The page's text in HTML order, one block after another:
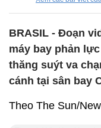
BRASIL - Đoạn
máy bay phản
thăng suýt va
cánh tại sân bay
Theo The Sun/